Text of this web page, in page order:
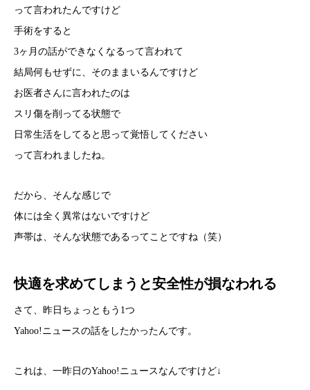
って言われたんですけど
手術をすると
3ヶ月の話ができなくなるって言われて
結局何もせずに、そのままいるんですけど
お医者さんに言われたのは
スリ傷を削ってる状態で
日常生活をしてると思って覚悟してください
って言われましたね。
だから、そんな感じで
体には全く異常はないですけど
声帯は、そんな状態であるってことですね（笑）
快適を求めてしまうと安全性が損なわれる
さて、昨日ちょっともう1つ
Yahoo!ニュースの話をしたかったんです。
これは、一昨日のYahoo!ニュースなんですけど↓